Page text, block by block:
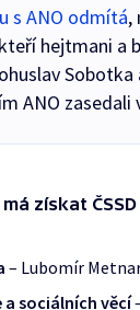
s ANO odmítá,
hejtmani a
Sobotka
ANO zasedali
získat
– Lubomír
sociálních věcí